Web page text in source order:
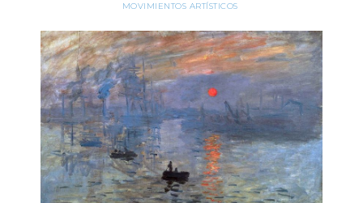
MOVIMIENTOS ARTÍSTICOS